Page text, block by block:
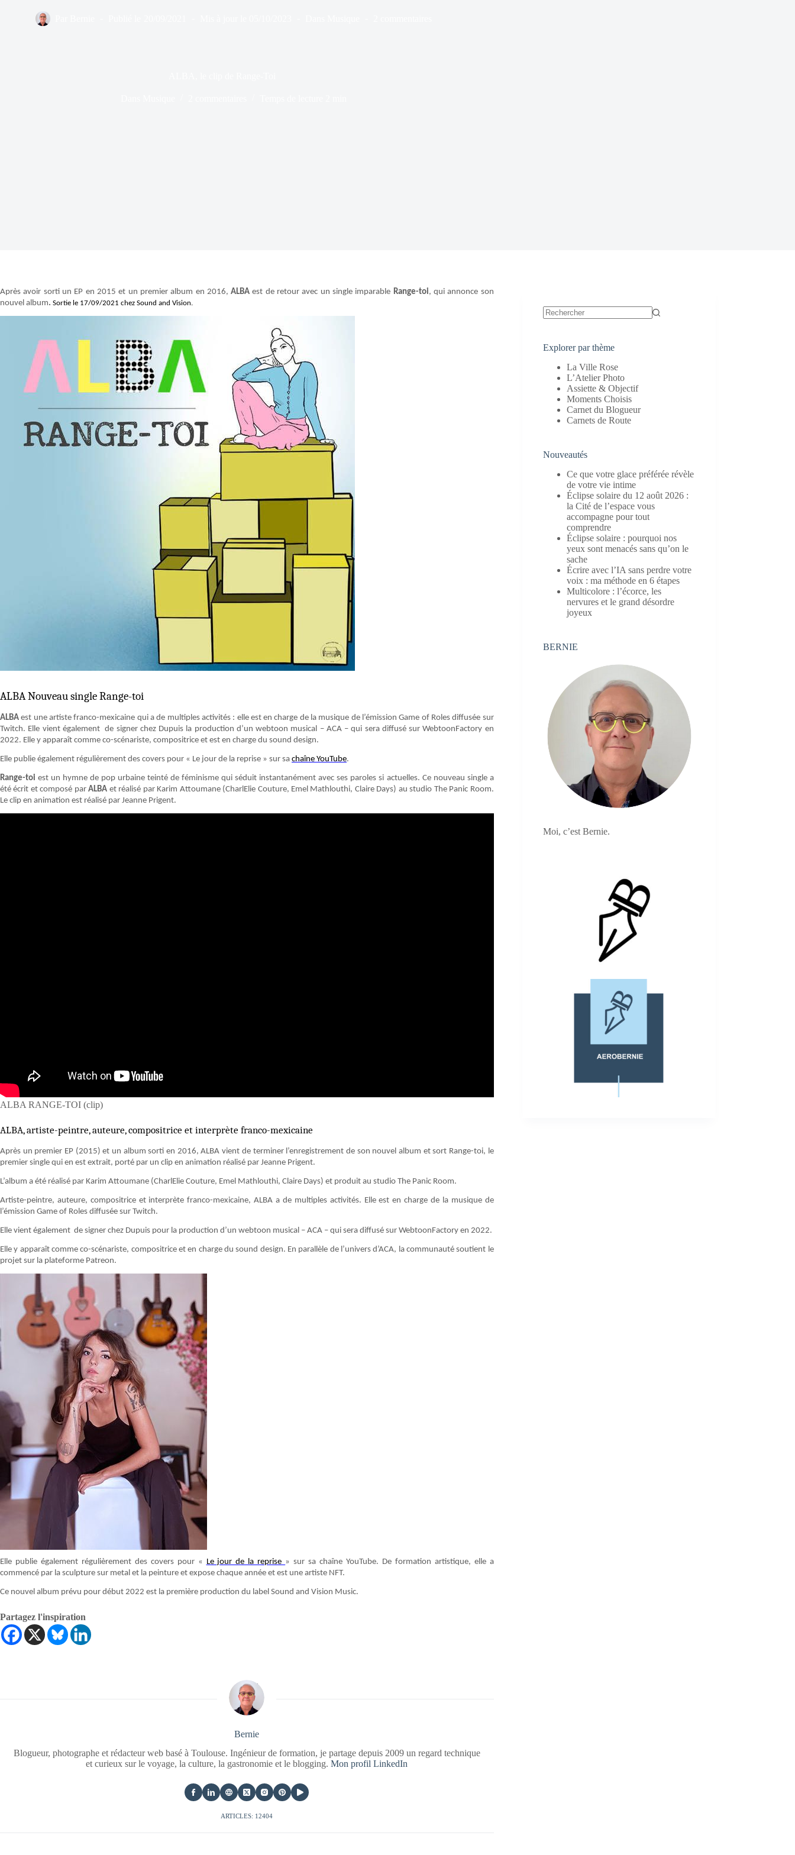
Après avoir sorti un EP en 2015 et un premier album en 2016,ALBAest de retour avec un single imparable Range-toi, qui annonce son
nouvel album. Sortie le 17/09/2021 chez Sound and Vision.
ALBA Nouveau single Range-toi
ALBA est une artiste franco-mexicaine qui a de multiples activités : elle est en charge de la musique de l’émission Game of Roles diffusée sur
Twitch. Elle vient également de signer chez Dupuis la production d’un webtoon musical – ACA – qui sera diffusé sur WebtoonFactory en
2022. Elle y apparaît comme co-scénariste, compositrice et est en charge du sound design.
Elle publie également régulièrement des covers pour « Le jour de la reprise » sur sa chaîne YouTube.
Range-toi est un hymne de pop urbaine teinté de féminisme qui séduit instantanément avec ses paroles si actuelles. Ce nouveau single a
été écrit et composé parALBA et réalisé par Karim Attoumane (CharlElie Couture, Emel Mathlouthi, Claire Days) au studio The Panic Room.
Le clip en animation est réalisé par Jeanne Prigent.
ALBA RANGE-TOI (clip)
ALBA, artiste-peintre, auteure, compositrice et interprète franco-mexicaine
Après un premier EP (2015) et un album sorti en 2016, ALBA vient de terminer l’enregistrement de son nouvel album et sort Range-toi, le
premier single qui en est extrait, porté par un clip en animation réalisé par Jeanne Prigent.
L’album a été réalisé par Karim Attoumane (CharlElie Couture, Emel Mathlouthi, Claire Days) et produit au studio The Panic Room.
Artiste-peintre, auteure, compositrice et interprète franco-mexicaine, ALBA a de multiples activités. Elle est en charge de la musique de
l’émission Game of Roles diffusée sur Twitch.
Elle vient également de signer chez Dupuis pour la production d’un webtoon musical – ACA – qui sera diffusé sur WebtoonFactory en 2022.
Elle y apparaît comme co-scénariste, compositrice et en charge du sound design. En parallèle de l’univers d’ACA, la communauté soutient le
projet sur la plateforme Patreon.
Elle publie également régulièrement des covers pour « Le jour de la reprise » sur sa chaîne YouTube. De formation artistique, elle a
commencé par la sculpture sur metal et la peinture et expose chaque année et est une artiste NFT.
Ce nouvel album prévu pour début 2022 est la première production du label Sound and Vision Music.
Partagez l'inspiration
Bernie
Blogueur, photographe et rédacteur web basé à Toulouse. Ingénieur de formation, je partage depuis 2009 un regard technique
et curieux sur le voyage, la culture, la gastronomie et le blogging.Mon profil LinkedIn
ARTICLES: 12404
Explorer par thème
La Ville Rose
L’Atelier Photo
Assiette & Objectif
Moments Choisis
Carnet du Blogueur
Carnets de Route
Nouveautés
Ce que votre glace préférée révèle
de votre vie intime
Éclipse solaire du 12 août 2026 :
la Cité de l’espace vous
accompagne pour tout
comprendre
Éclipse solaire : pourquoi nos
yeux sont menacés sans qu’on le
sache
Écrire avec l’IA sans perdre votre
voix : ma méthode en 6 étapes
Multicolore : l’écorce, les
nervures et le grand désordre
joyeux
BERNIE
Moi, c’est Bernie.